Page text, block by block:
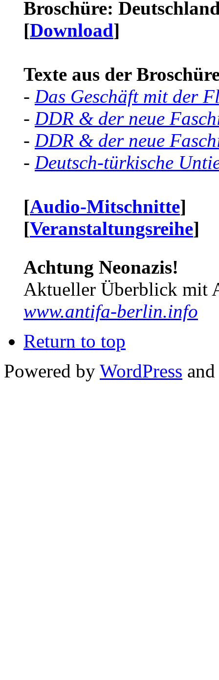
Broschüre:
[Download]
Texte aus der
- Das Geschäft mit der
- DDR & der neue
- DDR & der neue
- Deutsch-türkische
[Audio-Mitschnitte]
[Veranstaltungsreihe]
Achtung Neonazis!
Aktueller Überblick mit
www.antifa-berlin.info
Return to top
Powered by WordPress